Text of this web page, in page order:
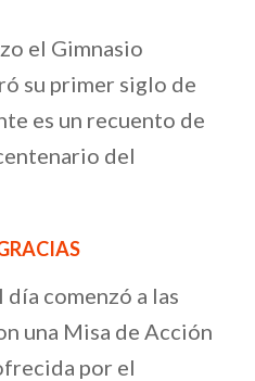
el Gimnasio
su primer siglo de
es un recuento de
del
comenzó a las
una Misa de Acción
por el